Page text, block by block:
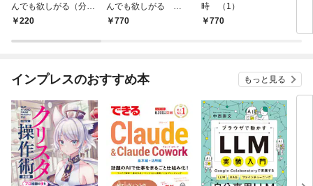
んでも欲しがる（分冊
版） 【第1話】
220
んでも欲しがる
（1）
770
時 （1）
770
インプレスのおすすめ本 もっと見る